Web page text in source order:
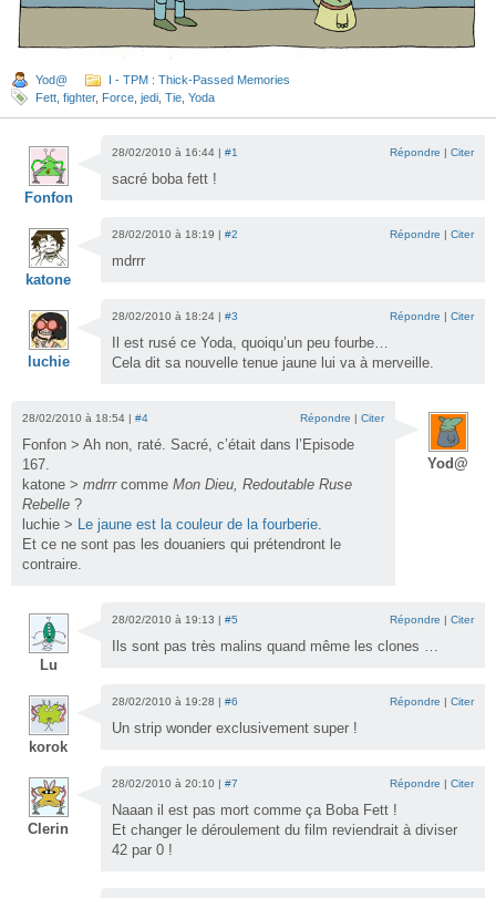
Yod@
I - TPM : Thick-Passed Memories
Fett fighter, Force jedi Tie Yoda
Fonfon
28/02/2010 à 16:44 | #1 Répondre | Citer
sacré boba fett !
katone
28/02/2010 à 18:19 | #2 Répondre | Citer
mdrrr
luchie
28/02/2010 à 18:24 | #3 Répondre | Citer
Il est rusé ce Yoda, quoiqu’un peu fourbe…
Cela dit sa nouvelle tenue jaune lui va à merveille.
Yod@
28/02/2010 à 18:54 | #4 Répondre | Citer
Fonfon > Ah non, raté. Sacré, c’était dans l’Episode
167.
katone > mdrrrcomme Mon Dieu, Redoutable Ruse
Rebelle ?
luchie > Le jaune est la couleur de la fourberie.
Et ce ne sont pas les douaniers qui prétendront le
contraire.
Lu
28/02/2010 à 19:13 | #5 Répondre | Citer
Ils sont pas très malins quand même les clones …
korok
28/02/2010 à 19:28 | #6 Répondre | Citer
Un strip wonder exclusivement super !
Clerin
28/02/2010 à 20:10 | #7 Répondre | Citer
Naaan il est pas mort comme ça Boba Fett !
Et changer le déroulement du film reviendrait à diviser
42 par 0 !